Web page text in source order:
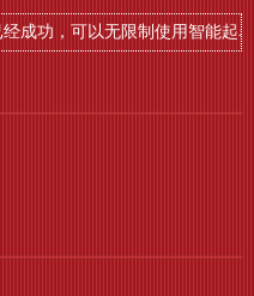
，可以无限制使用智能起名了